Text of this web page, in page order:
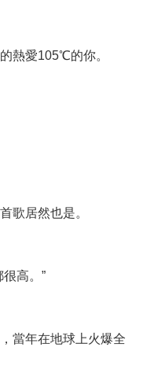
熱愛105℃的你。
歌居然也是。
高。”
當年在地球上火爆全